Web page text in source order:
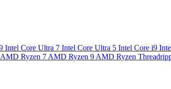
Intel Core Ultra 7 Intel Core Ultra 5 Intel Core i9
AMD Ryzen 7 AMD Ryzen 9 AMD Ryzen